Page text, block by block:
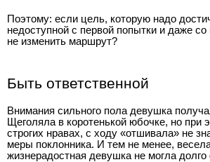
Поэтому: если цель, которую надо
недоступной с первой попытки и даже
не изменить маршрут?
Быть ответственной
Внимания сильного пола девушка
Щеголяла в коротенькой юбочке, но при
строгих нравах, с ходу «отшивала» не
меры поклонника. И тем не менее,
жизнерадостная девушка не могла долго